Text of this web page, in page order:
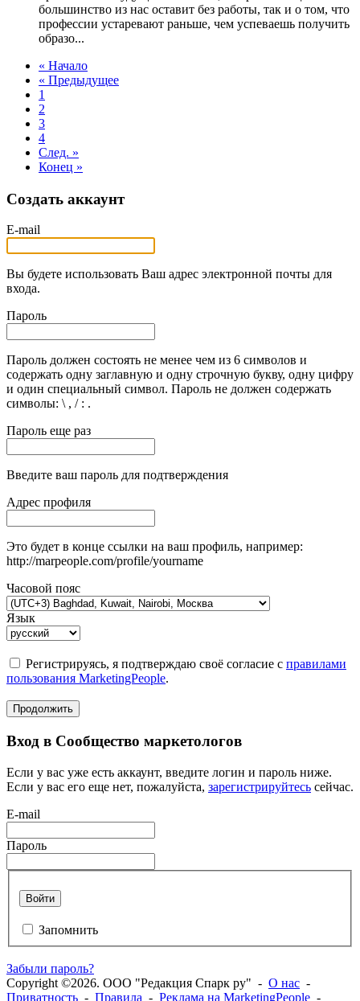
большинство из нас оставит без работы, так и о том, что
профессии устаревают раньше, чем успеваешь получить
образо...
« Начало
« Предыдущее
1
2
3
4
След. »
Конец »
Создать аккаунт
E-mail
Вы будете использовать Ваш адрес электронной почты для
входа.
Пароль
Пароль должен состоять не менее чем из 6 символов и
содержать одну заглавную и одну строчную букву, одну цифру
и один специальный символ. Пароль не должен содержать
символы: \ , / : .
Пароль еще раз
Введите ваш пароль для подтверждения
Адрес профиля
Это будет в конце ссылки на ваш профиль, например:
http://marpeople.com/profile/yourname
Часовой пояс
Язык
Регистрируясь, я подтверждаю своё согласие с правилами
пользования MarketingPeople.
Продолжить
Вход в Сообщество маркетологов
Если у вас уже есть аккаунт, введите логин и пароль ниже.
Если у вас его еще нет, пожалуйста, зарегистрируйтесь сейчас.
E-mail
Пароль
Войти
Запомнить
Забыли пароль?
Copyright ©2026. ООО "Редакция Спарк ру" - О нас -
Приватность - Правила - Реклама на MarketingPeople -